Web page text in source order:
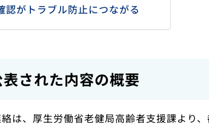
認がトラブル防止につながる
された内容の概要
は、厚生労働省老健局高齢者支援課より